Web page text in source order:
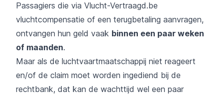
Passagiers die via Vlucht-Vertraagd.be
vluchtcompensatie of een terugbetaling aanvragen,
ontvangen hun geld vaak binnen een paar weken
of maanden.
Maar als de luchtvaartmaatschappij niet reageert
en/of de claim moet worden ingediend bij de
rechtbank, dat kan de wachttijd wel een paar